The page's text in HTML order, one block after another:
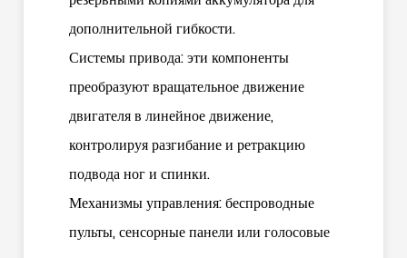
дополнительной гибкости.
Системы привода: эти компоненты
преобразуют вращательное движение
двигателя в линейное движение,
контролируя разгибание и ретракцию
подвода ног и спинки.
Механизмы управления: беспроводные
пульты, сенсорные панели или голосовые